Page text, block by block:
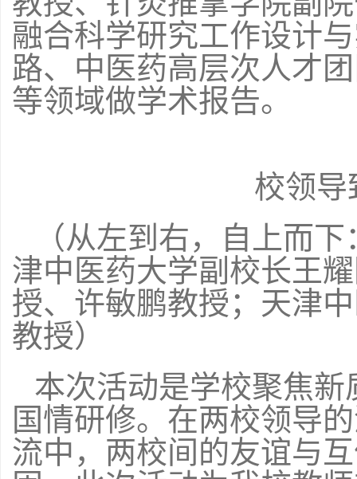
融合科学研究工作设计
路、中医药高层次人才
等领域做学术报告。
校领导
（从左到右，自上而
津中医药大学副校长王
授、许敏鹏教授；天津
教授）
本次活动是学校聚焦
国情研修。在两校领导
流中，两校间的友谊与